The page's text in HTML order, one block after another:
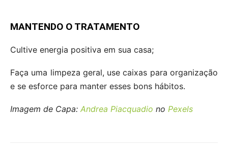
MANTENDO O TRATAMENTO
Cultive energia positiva em sua casa;
Faça uma limpeza geral, use caixas para organização
e se esforce para manter esses bons hábitos.
Imagem de Capa: Andrea Piacquadio no Pexels